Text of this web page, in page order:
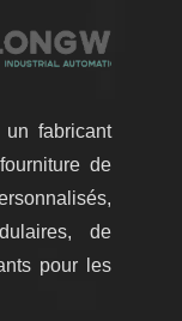
fabricant
de
de
pour les